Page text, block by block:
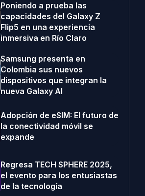
Poniendo a prueba las
capacidades del Galaxy Z
Flip5 en una experiencia
inmersiva en Río Claro
Samsung presenta en
Colombia sus nuevos
dispositivos que integran la
nueva Galaxy AI
Adopción de eSIM: El futuro de
la conectividad móvil se
expande
Regresa TECH SPHERE 2025,
el evento para los entusiastas
de la tecnología